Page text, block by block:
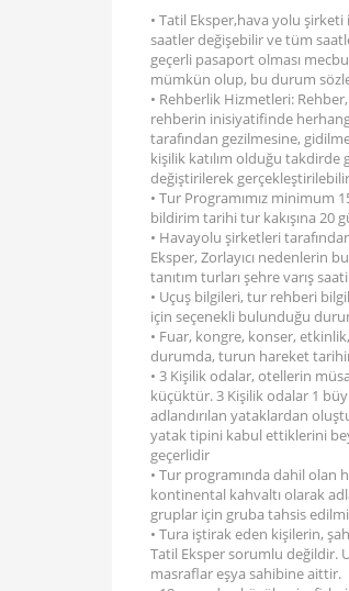
• Tatil Eksper,hava yolu
saatler değişebilir ve tüm
geçerli pasaport olması
mümkün olup, bu durum
• Rehberlik Hizmetleri:
rehberin inisiyatifinde
tarafından gezilmesine,
kişilik katılım olduğu
değiştirilerek
• Tur Programımız minimum
bildirim tarihi tur kakışına 20
• Havayolu şirketleri
Eksper, Zorlayıcı nedenlerin
tanıtım turları şehre varış
• Uçuş bilgileri, tur rehberi
için seçenekli bulunduğu
• Fuar, kongre, konser,
durumda, turun hareket
• 3 Kişilik odalar, otellerin
küçüktür. 3 Kişilik odalar 1
adlandırılan yataklardan
yatak tipini kabul ettiklerini
geçerlidir
• Tur programında dahil olan
kontinental kahvaltı olarak
gruplar için gruba tahsis
• Tura iştirak eden kişilerin,
Tatil Eksper sorumlu değildir.
masraflar eşya sahibine aittir.